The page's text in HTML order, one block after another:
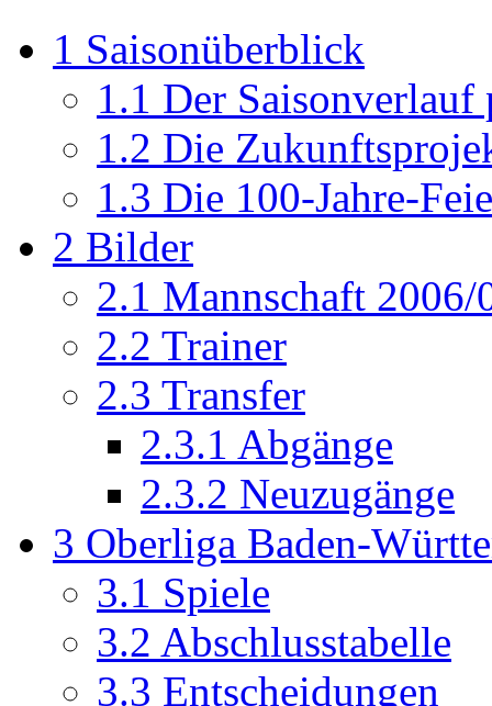
1 Saisonüberblick
1.1 Der Saisonverlauf
1.2 Die
1.3 Die 100-Jahre-
2 Bilder
2.1 Mannschaft 2006/
2.2 Trainer
2.3 Transfer
2.3.1 Abgänge
2.3.2 Neuzugänge
3 Oberliga Baden-
3.1 Spiele
3.2 Abschlusstabelle
3.3 Entscheidungen